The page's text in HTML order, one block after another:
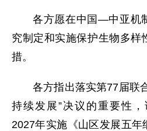
各方愿在中国—中亚机
究制定和实施保护生物多样
措。
各方指出落实第77届联
持续发展”决议的重要性
2027年实施《山区发展五